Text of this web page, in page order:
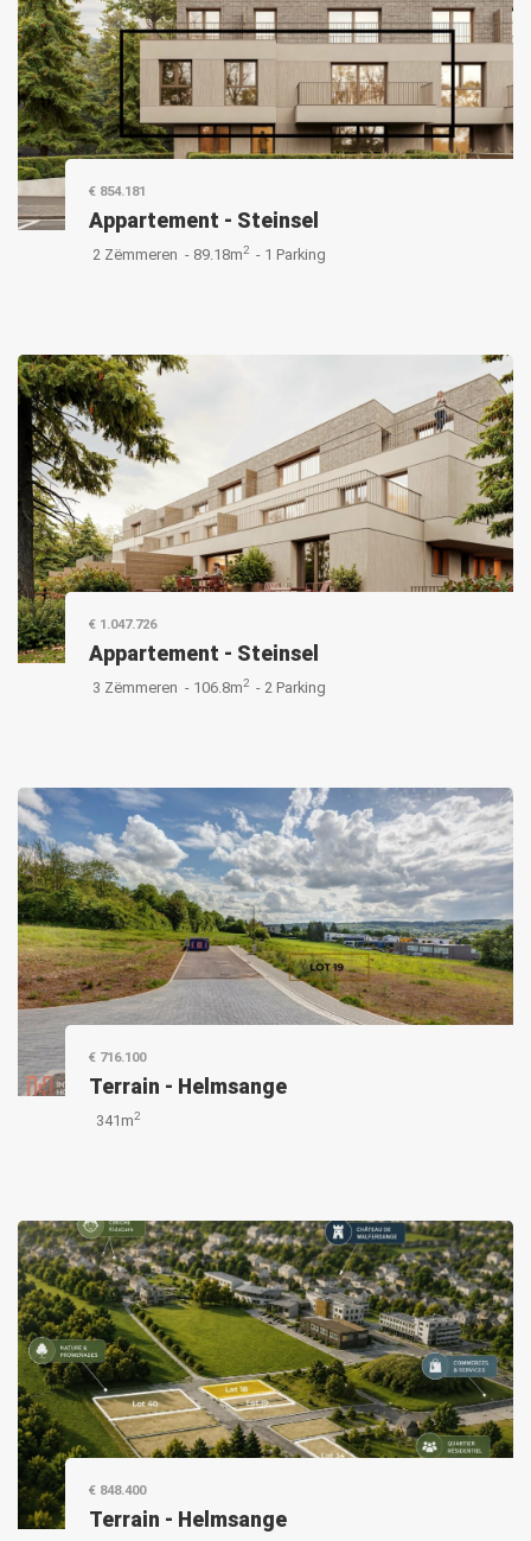
€ 854.181
Appartement - Steinsel
2 Zëmmeren - 89.18m2- 1 Parking
€ 1.047.726
Appartement - Steinsel
3 Zëmmeren - 106.8m2- 2 Parking
€ 716.100
Terrain - Helmsange
341m2
€ 848.400
Terrain - Helmsange